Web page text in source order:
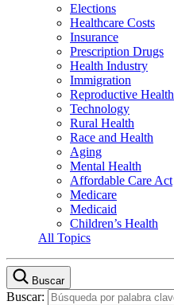
Elections
Healthcare Costs
Insurance
Prescription Drugs
Health Industry
Immigration
Reproductive Health
Technology
Rural Health
Race and Health
Aging
Mental Health
Affordable Care Act
Medicare
Medicaid
Children’s Health
All Topics
Buscar
Buscar: